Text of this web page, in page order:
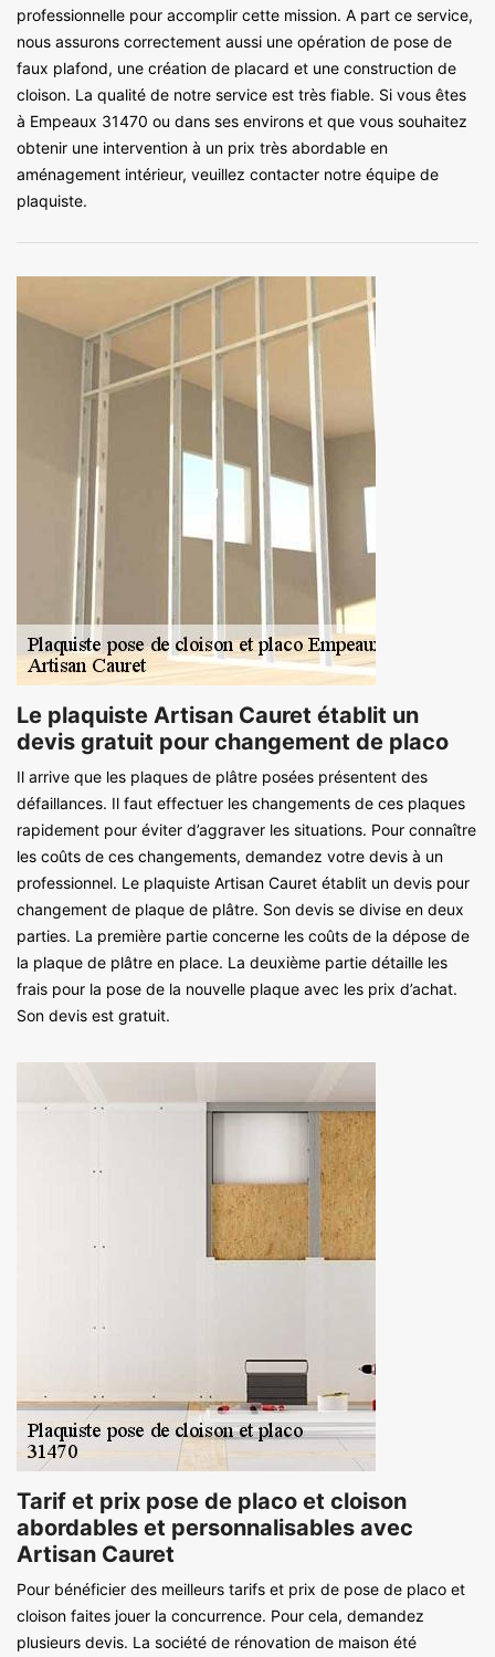
professionnelle pour accomplir cette mission. A part ce service,
nous assurons correctement aussi une opération de pose de
faux plafond, une création de placard et une construction de
cloison. La qualité de notre service est très fiable. Si vous êtes
à Empeaux 31470 ou dans ses environs et que vous souhaitez
obtenir une intervention à un prix très abordable en
aménagement intérieur, veuillez contacter notre équipe de
plaquiste.
Le plaquiste Artisan Cauret établit un
devis gratuit pour changement de placo
Il arrive que les plaques de plâtre posées présentent des
défaillances. Il faut effectuer les changements de ces plaques
rapidement pour éviter d’aggraver les situations. Pour connaître
les coûts de ces changements, demandez votre devis à un
professionnel. Le plaquiste Artisan Cauret établit un devis pour
changement de plaque de plâtre. Son devis se divise en deux
parties. La première partie concerne les coûts de la dépose de
la plaque de plâtre en place. La deuxième partie détaille les
frais pour la pose de la nouvelle plaque avec les prix d’achat.
Son devis est gratuit.
Tarif et prix pose de placo et cloison
abordables et personnalisables avec
Artisan Cauret
Pour bénéficier des meilleurs tarifs et prix de pose de placo et
cloison faites jouer la concurrence. Pour cela, demandez
plusieurs devis. La société de rénovation de maison été